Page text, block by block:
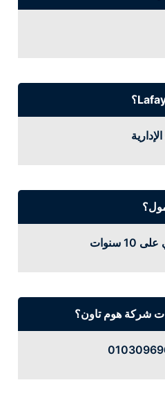
شركة هوم تاون؟